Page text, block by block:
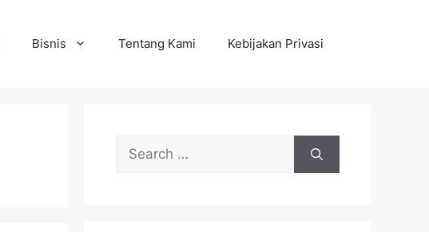
Bisnis Tentang Kami Kebijakan Privasi
Search
for: